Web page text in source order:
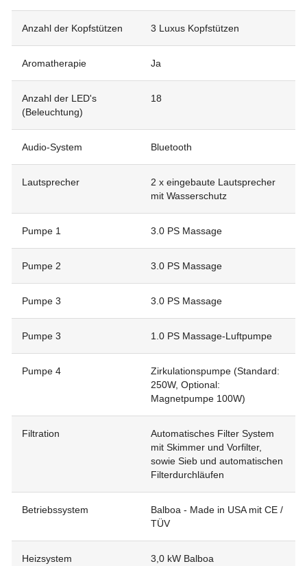
Anzahl der Kopfstützen 3 Luxus Kopfstützen
Aromatherapie Ja
Anzahl der LED's
(Beleuchtung)
18
Audio-System Bluetooth
Lautsprecher
2 x eingebaute Lautsprecher
mit Wasserschutz
Pumpe 1 3.0 PS Massage
Pumpe 2 3.0 PS Massage
Pumpe 3 3.0 PS Massage
Pumpe 3 1.0 PS Massage-Luftpumpe
Pumpe 4
Zirkulationspumpe (Standard:
250W, Optional:
Magnetpumpe 100W)
Filtration
Automatisches Filter System
mit Skimmer und Vorfilter,
sowie Sieb und automatischen
Filterdurchläufen
Betriebssystem
Balboa - Made in USA mit CE /
TÜV
Heizsystem
3,0 kW Balboa